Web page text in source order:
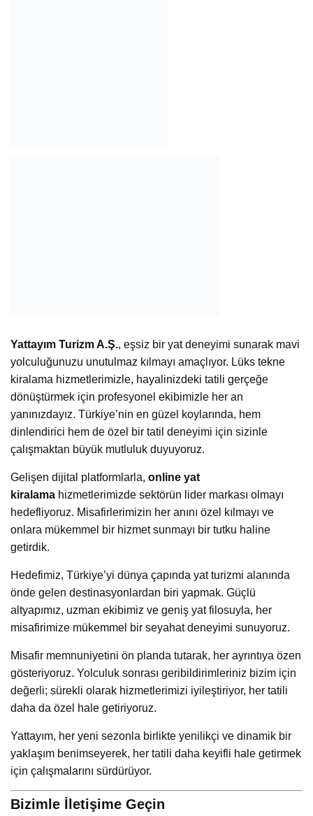
Yattayım Turizm A.Ş., eşsiz bir yat deneyimi sunarak mavi
yolculuğunuzu unutulmaz kılmayı amaçlıyor. Lüks tekne
kiralama hizmetlerimizle, hayalinizdeki tatili gerçeğe
dönüştürmek için profesyonel ekibimizle her an
yanınızdayız. Türkiye’nin en güzel koylarında, hem
dinlendirici hem de özel bir tatil deneyimi için sizinle
çalışmaktan büyük mutluluk duyuyoruz.
Gelişen dijital platformlarla, online yat
kiralama hizmetlerimizde sektörün lider markası olmayı
hedefliyoruz. Misafirlerimizin her anını özel kılmayı ve
onlara mükemmel bir hizmet sunmayı bir tutku haline
getirdik.
Hedefimiz, Türkiye’yi dünya çapında yat turizmi alanında
önde gelen destinasyonlardan biri yapmak. Güçlü
altyapımız, uzman ekibimiz ve geniş yat filosuyla, her
misafirimize mükemmel bir seyahat deneyimi sunuyoruz.
Misafir memnuniyetini ön planda tutarak, her ayrıntıya özen
gösteriyoruz. Yolculuk sonrası geribildirimleriniz bizim için
değerli; sürekli olarak hizmetlerimizi iyileştiriyor, her tatili
daha da özel hale getiriyoruz.
Yattayım, her yeni sezonla birlikte yenilikçi ve dinamik bir
yaklaşım benimseyerek, her tatili daha keyifli hale getirmek
için çalışmalarını sürdürüyor.
Bizimle İletişime Geçin